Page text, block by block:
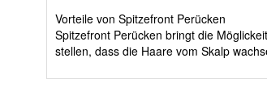
Vorteile von Spitzefront Perücken
Spitzefront Perücken bringt die
stellen, dass die Haare vom Skalp